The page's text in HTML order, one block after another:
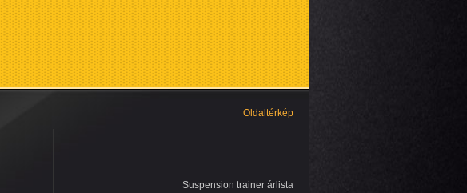
Oldaltérkép
Suspension trainer árlista